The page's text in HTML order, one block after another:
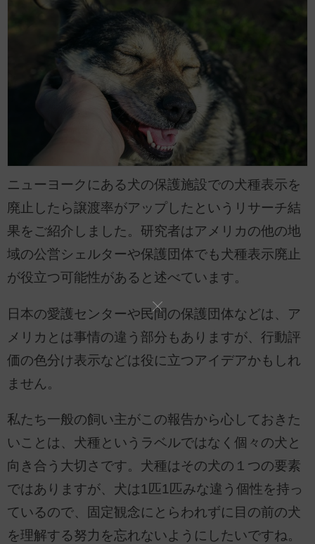
ニューヨークにある犬の保護施設での犬種表示を
廃止したら譲渡率がアップしたというリサーチ結
果をご紹介しました。研究者はアメリカの他の地
域の公営シェルターや保護団体でも犬種表示廃止
が役立つ可能性があると述べています。
日本の愛護センターや民間の保護団体などは、ア
メリカとは事情の違う部分もありますが、行動評
価の色分け表示などは役に立つアイデアかもしれ
ません。
私たち一般の飼い主がこの報告から心しておきた
いことは、犬種というラベルではなく個々の犬と
向き合う大切さです。犬種はその犬の１つの要素
ではありますが、犬は1匹1匹みな違う個性を持っ
ているので、固定観念にとらわれずに目の前の犬
を理解する努力を忘れないようにしたいですね。